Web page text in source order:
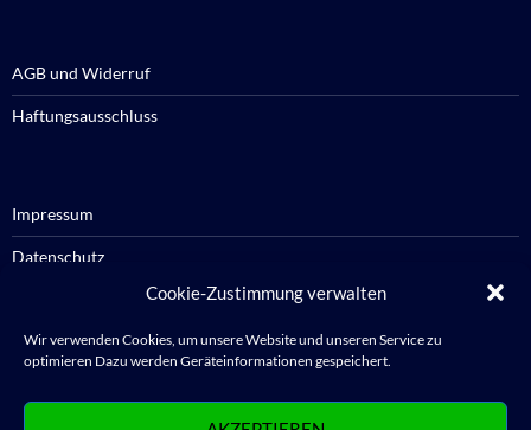
Cookie-Zustimmung verwalten
Wir verwenden Cookies, um unsere Website und unseren Service zu
optimieren Dazu werden Geräteinformationen gespeichert.
AGB und Widerruf
Haftungsausschluss
Impressum
Datenschutz
Cookie-Richtlinie / Cookie policy
Anmelden